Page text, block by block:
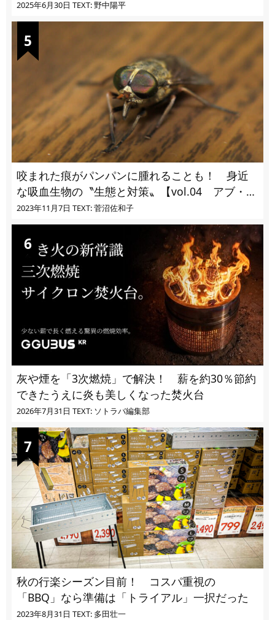
に!?
2025年6月30日 TEXT: 野中陽平
咬まれた痕がパンパンに腫れることも！ 身近
な吸血生物の〝生態と対策〟【vol.04 アブ・ブ
ユ・ヌカカ】
2023年11月7日 TEXT: 菅沼佐和子
灰や煙を「3次燃焼」で解決！ 薪を約30％節約
できたうえに炎も美しくなった焚火台
2026年7月31日 TEXT: ソトラバ編集部
秋の行楽シーズン目前！ コスパ重視の
「BBQ」なら準備は「トライアル」一択だった
2023年8月31日 TEXT: 多田壮一